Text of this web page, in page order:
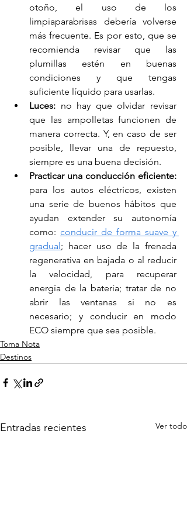
otoño, el uso de los
limpiaparabrisas debería volverse
más frecuente. Es por esto, que se
recomienda revisar que las
plumillas estén en buenas
condiciones y que tengas
suficiente líquido para usarlas.
Luces: no hay que olvidar revisar
que las ampolletas funcionen de
manera correcta. Y, en caso de ser
posible, llevar una de repuesto,
siempre es una buena decisión.
para los autos eléctricos, existen
una serie de buenos hábitos que
ayudan extender su autonomía
como: conducir de forma suave y
gradual; hacer uso de la frenada
regenerativa en bajada o al reducir
la velocidad, para recuperar
energía de la batería; tratar de no
abrir las ventanas si no es
necesario; y conducir en modo
ECO siempre que sea posible.
Toma Nota
Destinos
Entradas recientes Ver todo